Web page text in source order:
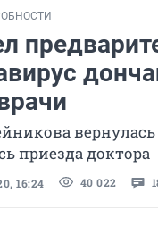
приезда доктора
16:24 40 022